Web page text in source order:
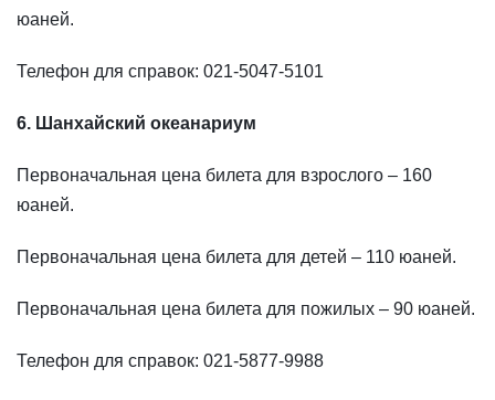
юаней.
Телефон для справок: 021-5047-5101
6. Шанхайский океанариум
Первоначальная цена билета для взрослого – 160
юаней.
Первоначальная цена билета для детей – 110 юаней.
Первоначальная цена билета для пожилых – 90 юаней.
Телефон для справок: 021-5877-9988